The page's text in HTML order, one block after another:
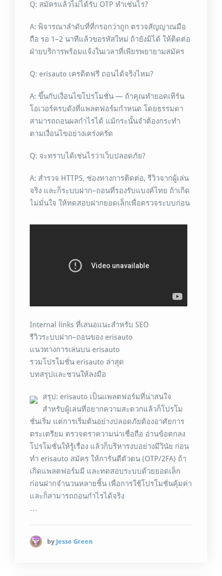
Q: สมัครแล้วไม่ได้รับ OTP ทำเช่นไร?
A: พิจารณาลำดับที่ที่กรอกว่าถูก ตรวจสัญญาณมือ
ถือ รอ 1–2 นาทีแล้วขอรหัสใหม่ ถ้ายังมิได้ ให้ติดต่อ
ฝ่ายบริการพร้อมแจ้งในเวลาที่เพียรพยายามสมัคร
Q: erisauto เครดิตฟรี ถอนได้จริงไหม?
A: ขึ้นกับเงื่อนไขโปรโมชั่น — ถ้าคุณทำยอดเทิร์น
โอเวอร์ครบดังที่แพลตฟอร์มกำหนด โดยธรรมดา
สามารถถอนผลกำไรได้ แม้กระนั้นจำต้องกระทำ
ตามเงื่อนไขอย่างเคร่งครัด
Q: จะทราบได้เช่นไรว่าเว็บปลอดภัย?
A: สำรวจ HTTPS, ช่องทางการติดต่อ, รีวิวจากผู้เล่น
จริง และก็ระบบฝาก–ถอนที่รองรับแบงค์ไทย ถ้าเกิด
ไม่มั่นใจ ให้ทดสอบฝากยอดเล็กเพื่อตรวจระบบก่อน
Internal links ที่เสนอแนะสำหรับ SEO
รีวิวระบบฝาก–ถอนของ erisauto
แนวทางการเล่นบน erisauto
รวมโปรโมชั่น erisauto ล่าสุด
บทสรุปและชวนให้ลงมือ
สรุป: erisauto เป็นแพลตฟอร์มที่น่าสนใจ
สำหรับผู้เล่นที่อยากความสะดวกแล้วก็โปรโม
ชั่นเริ่ม แต่การเริ่มต้นอย่างปลอดภัยต้องอาศัยการ
ตระเตรียม ตรวจตราความน่าเชื่อถือ อ่านข้อตกลง
โปรโมชั่นให้รู้เรื่อง แล้วก็บริหารงบอย่างมีวินัย ก่อน
ทำ erisauto สมัคร ให้การันตีตัวตน (OTP/2FA) ถ้า
เกิดแพลตฟอร์มมี และทดสอบระบบด้วยยอดเล็ก
ก่อนฝากจำนวนหลายชิ้น เพื่อการใช้โปรโมชั่นคุ้มค่า
และก็สามารถถอนกำไรได้จริง
…
by Jesse Green